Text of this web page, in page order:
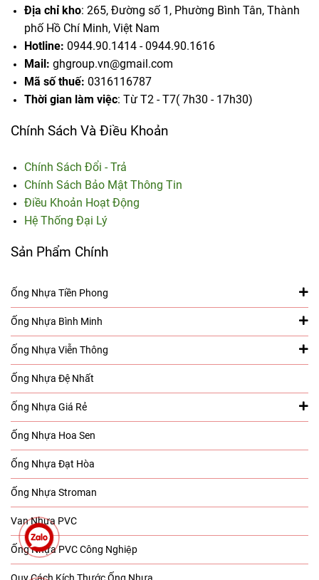
Địa chỉ kho: 265, Đường số 1, Phường Bình Tân, Thành
phố Hồ Chí Minh, Việt Nam
Hotline: 0944.90.1414 - 0944.90.1616
Mail: ghgroup.vn@gmail.com
Mã số thuế: 0316116787
Thời gian làm việc: Từ T2 - T7( 7h30 - 17h30)
Chính Sách Và Điều Khoản
Chính Sách Đổi - Trả
Chính Sách Bảo Mật Thông Tin
Điều Khoản Hoạt Động
Hệ Thống Đại Lý
Sản Phẩm Chính
Ống Nhựa Tiền Phong
Ống Nhựa Bình Minh
Ống Nhựa Viễn Thông
Ống Nhựa Đệ Nhất
Ống Nhựa Giá Rẻ
Ống Nhựa Hoa Sen
Ống Nhựa Đạt Hòa
Ống Nhựa Stroman
Van Nhựa PVC
Ống Nhựa PVC Công Nghiệp